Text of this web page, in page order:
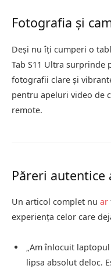
Fotografia și
Deși nu îți cumperi o
Tab S11 Ultra surprinde
fotografii clare și
pentru apeluri video de
remote.
Păreri
Un articol complet nu ar
experiența celor care
„Am înlocuit
lipsa absolut deloc.